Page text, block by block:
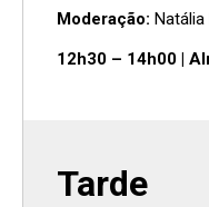
Moderação:
12h30 – 14h00 |
Tarde